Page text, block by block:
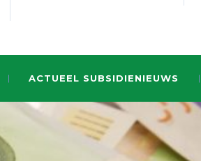
ACTUEEL SUBSIDIENIEUWS